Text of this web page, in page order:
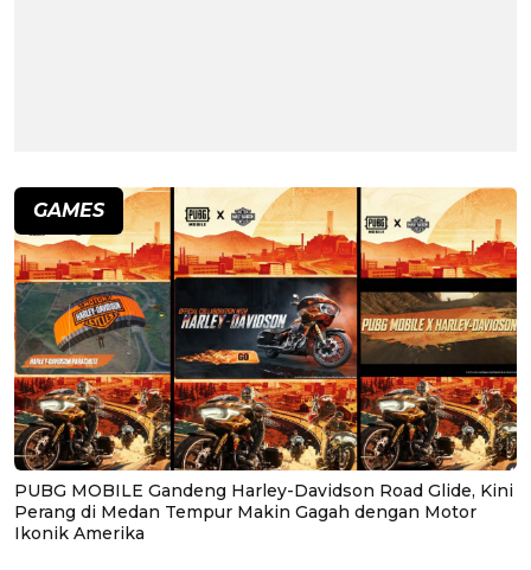
GAMES
PUBG MOBILE Gandeng Harley-Davidson Road Glide, Kini
Perang di Medan Tempur Makin Gagah dengan Motor
Ikonik Amerika